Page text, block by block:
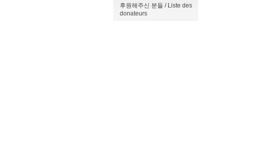
후원해주신 분들 / Liste des
donateurs